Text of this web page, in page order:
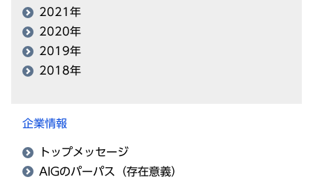
2021年
2020年
2019年
2018年
企業情報
トップメッセージ
AIGのパーパス（存在意義）